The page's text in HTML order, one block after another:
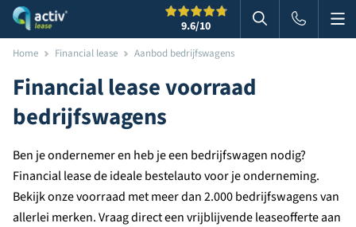
9.6/10 Zoeken in
Home Financial lease Aanbod bedrijfswagens
Financial lease voorraad
bedrijfswagens
Ben je ondernemer en heb je een bedrijfswagen nodig?
Financial lease de ideale bestelauto voor je onderneming.
Bekijk onze voorraad met meer dan 2.000 bedrijfswagens van
allerlei merken. Vraag direct een vrijblijvende leaseofferte aan